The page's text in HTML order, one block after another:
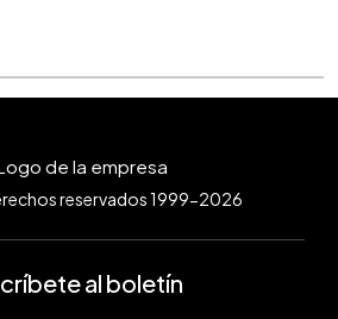
reservados 1999-2026
al boletín